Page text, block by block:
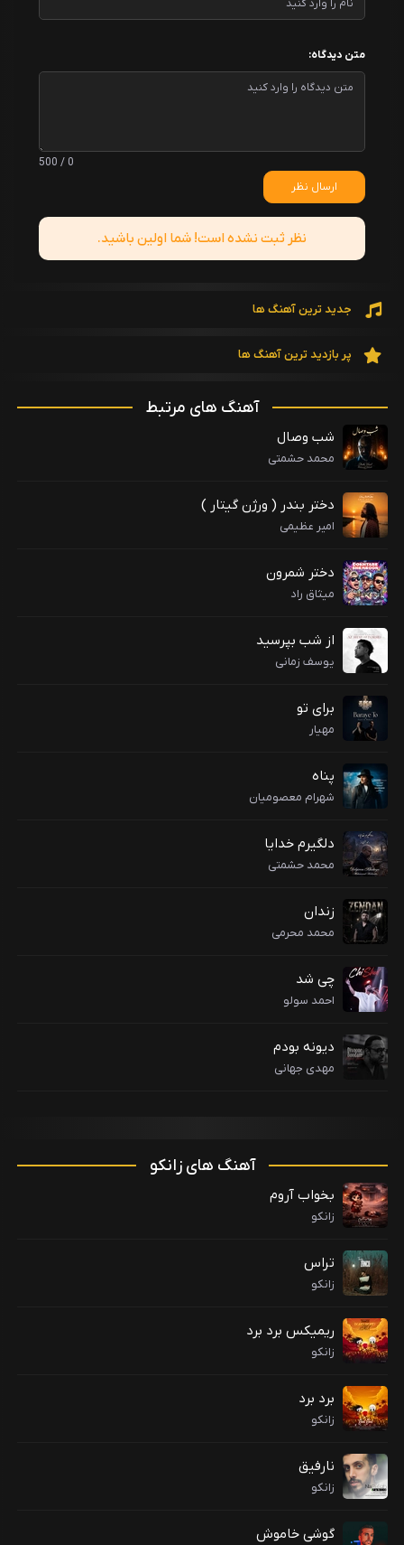
متن دیدگاه:
0 / 500
ارسال نظر
نظر ثبت نشده است! شما اولین باشید.
جدید ترین آهنگ ها
پر بازدید ترین آهنگ ها
آهنگ های مرتبط
شب وصال
محمد حشمتی
دختر بندر ( ورژن گیتار )
امیر عظیمی
دختر شمرون
میثاق راد
از شب بپرسید
یوسف زمانی
برای تو
مهیار
پناه
شهرام معصومیان
دلگیرم خدایا
محمد حشمتی
زندان
محمد محرمی
چی شد
احمد سولو
دیونه بودم
مهدی جهانی
آهنگ های زانکو
بخواب آروم
زانکو
تراس
زانکو
ریمیکس برد برد
زانکو
برد برد
زانکو
نارفیق
زانکو
گوشی خاموش